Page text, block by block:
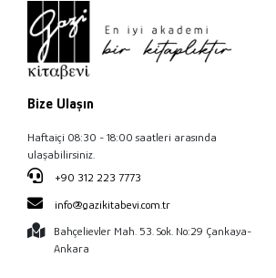
Bize Ulaşın
Haftaiçi 08:30 - 18:00 saatleri arasında
ulaşabilirsiniz.
+90 312 223 7773
info@gazikitabevi.com.tr
Bahçelievler Mah. 53. Sok. No:29 Çankaya-
Ankara